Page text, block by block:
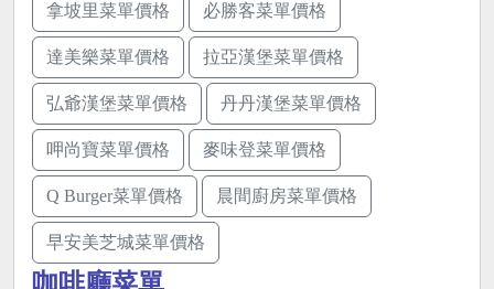
拿坡里菜單價格 必勝客菜單價格
達美樂菜單價格 拉亞漢堡菜單價格
弘爺漢堡菜單價格 丹丹漢堡菜單價格
呷尚寶菜單價格 麥味登菜單價格
Q Burger菜單價格 晨間廚房菜單價格
早安美芝城菜單價格